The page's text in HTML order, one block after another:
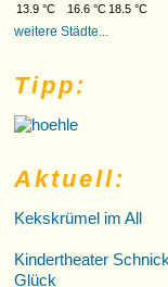
13.9 °C
16.6 °C 18.5 °C
weitere Städte...
Tipp:
Aktuell:
Kekskrümel im All
Kindertheater
Glück